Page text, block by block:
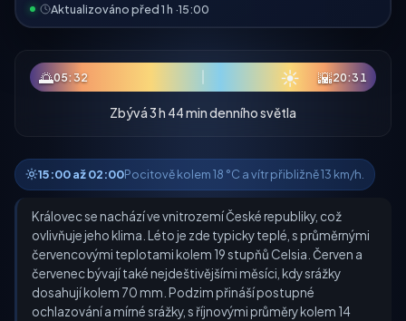
Aktualizováno před 1 h ·15:00
🌅05:32 ☀ 🌇20:31
Zbývá 3 h 44 min denního světla
15:00 až 02:00Pocitově kolem 18 °C a vítr přibližně 13 km/h.
Královec se nachází ve vnitrozemí České republiky, což
ovlivňuje jeho klima. Léto je zde typicky teplé, s průměrnými
červencovými teplotami kolem 19 stupňů Celsia. Červen a
červenec bývají také nejdeštivějšími měsíci, kdy srážky
dosahují kolem 70 mm. Podzim přináší postupné
ochlazování a mírné srážky, s říjnovými průměry kolem 14